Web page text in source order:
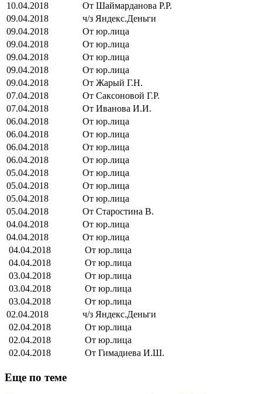
10.04.2018
От Шаймарданова Р.Р.
09.04.2018
ч/з Яндекс.Деньги
09.04.2018
От юр.лица
09.04.2018
От юр.лица
09.04.2018
От юр.лица
09.04.2018
От юр.лица
09.04.2018
От Жарый Г.Н.
07.04.2018
От Саксоновой Г.Р.
07.04.2018
От Иванова И.И.
06.04.2018
От юр.лица
06.04.2018
От юр.лица
06.04.2018
От юр.лица
06.04.2018
От юр.лица
05.04.2018
От юр.лица
05.04.2018
От юр.лица
05.04.2018
От юр.лица
05.04.2018
От Старостина В.
04.04.2018
От юр.лица
04.04.2018
От юр.лица
04.04.2018
От юр.лица
04.04.2018
От юр.лица
03.04.2018
От юр.лица
03.04.2018
От юр.лица
03.04.2018
От юр.лица
02.04.2018
ч/з Яндекс.Деньги
02.04.2018
От юр.лица
02.04.2018
От юр.лица
02.04.2018
От Гимадиева И.Ш.
Еще по теме